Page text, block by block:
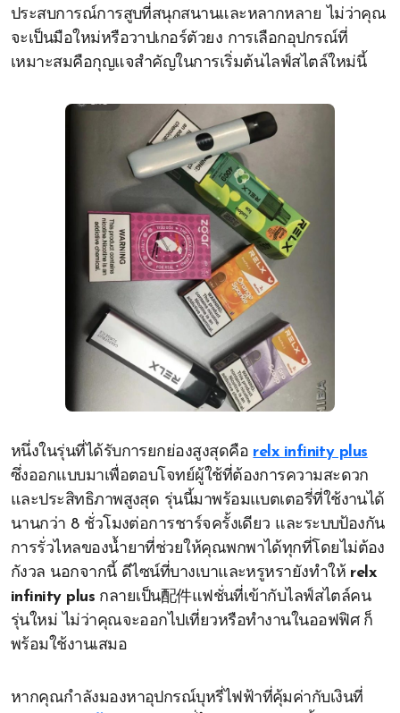
ประสบการณ์การสูบที่สนุกสนานและหลากหลาย ไม่ว่าคุณ
จะเป็นมือใหม่หรือวาปเกอร์ตัวยง การเลือกอุปกรณ์ที่
เหมาะสมคือกุญแจสำคัญในการเริ่มต้นไลฟ์สไตล์ใหม่นี้
หนึ่งในรุ่นที่ได้รับการยกย่องสูงสุดคือ relx infinity plus
ซึ่งออกแบบมาเพื่อตอบโจทย์ผู้ใช้ที่ต้องการความสะดวก
และประสิทธิภาพสูงสุด รุ่นนี้มาพร้อมแบตเตอรี่ที่ใช้งานได้
นานกว่า 8 ชั่วโมงต่อการชาร์จครั้งเดียว และระบบป้องกัน
การรั่วไหลของน้ำยาที่ช่วยให้คุณพกพาได้ทุกที่โดยไม่ต้อง
กังวล นอกจากนี้ ดีไซน์ที่บางเบาและหรูหรายังทำให้ relx
infinity plusกลายเป็น配件แฟชั่นที่เข้ากับไลฟ์สไตล์คน
รุ่นใหม่ ไม่ว่าคุณจะออกไปเที่ยวหรือทำงานในออฟฟิศ ก็
พร้อมใช้งานเสมอ
หากคุณกำลังมองหาอุปกรณ์บุหรี่ไฟฟ้าที่คุ้มค่ากับเงินที่